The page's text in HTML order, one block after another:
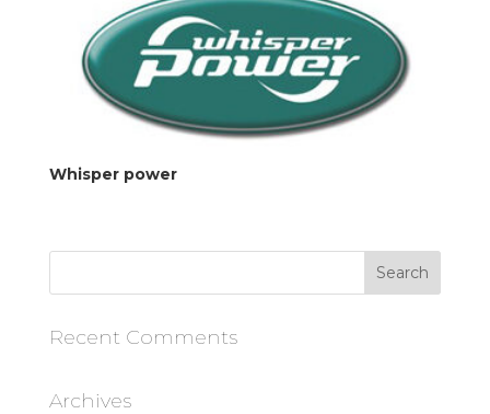
Whisper power
Recent Comments
Archives